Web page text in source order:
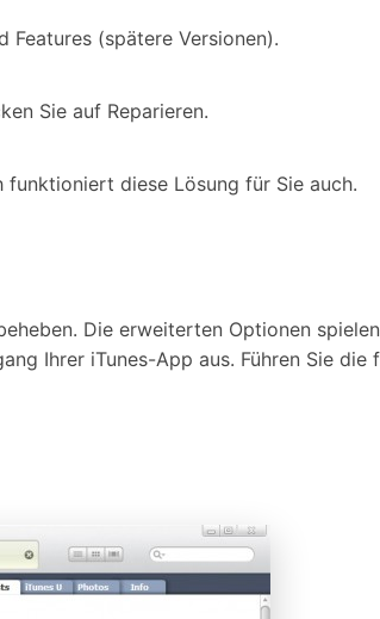
Features (spätere Versionen).
Sie auf Reparieren.
diese Lösung für Sie auch.
Die erweiterten Optionen
Ihrer iTunes-App aus. Führen Sie die